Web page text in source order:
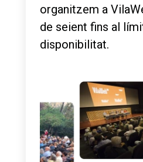
organitzem a
de seient fins al
disponibilitat.